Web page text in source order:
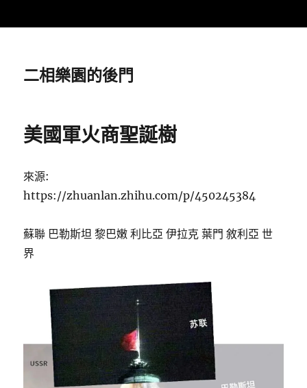
二相樂園的後門
美國軍火商聖誕樹
來源:
https://zhuanlan.zhihu.com/p/450245384
蘇聯 巴勒斯坦 黎巴嫩 利比亞 伊拉克 葉門 敘利亞 世
界